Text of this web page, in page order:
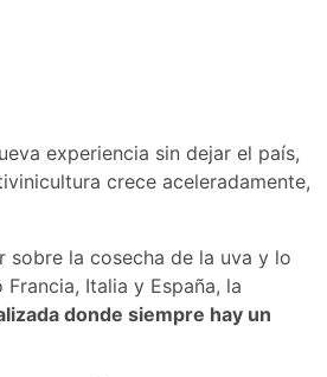
experiencia sin dejar el país,
crece aceleradamente,
sobre la cosecha de la uva y lo
Italia y España, la
donde siempre hay un